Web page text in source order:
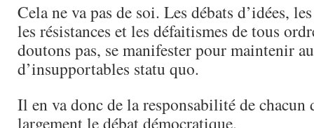
Cela ne va pas de soi. Les débats d’idées,
les résistances et les défaitismes de tous
doutons pas, se manifester pour maintenir
d’insupportables statu quo.
Il en va donc de la responsabilité de chacun
largement le débat démocratique.